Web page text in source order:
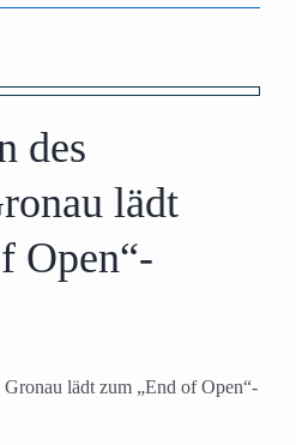
des
lädt
Open“-
lädt zum „End of Open“-